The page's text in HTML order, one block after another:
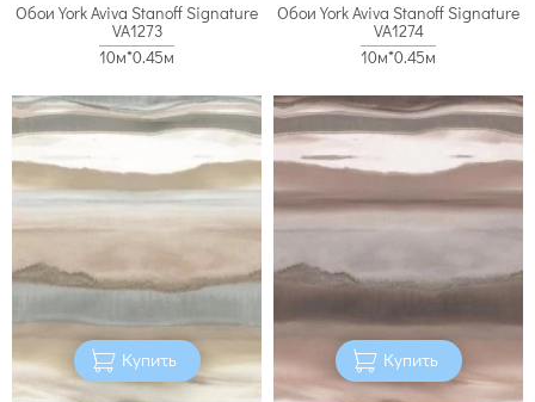
Обои York Aviva Stanoff Signature
VA1273
10м*0.45м
Купить
Обои York Aviva Stanoff Signature
VA1274
10м*0.45м
Купить